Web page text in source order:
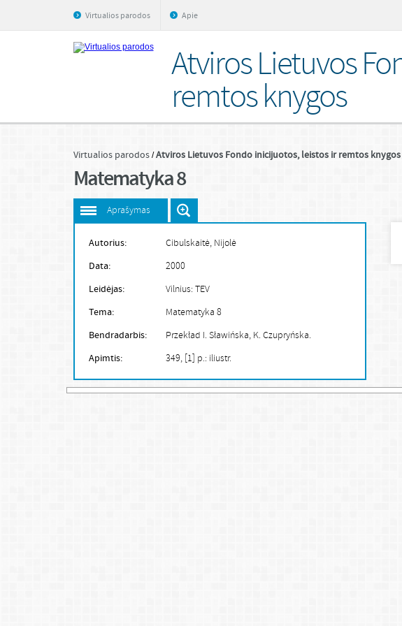
Virtualios parodos Apie
Atviros Lietuvos
remtos knygos
Virtualios parodos Atviros Lietuvos Fondo inicijuotos, leistos ir remtos knygos
Matematyka 8
Aprašymas
Autorius: Cibulskaitė, Nijolė
Data: 2000
Leidėjas: Vilnius: TEV
Tema: Matematyka 8
Bendradarbis: Przekład I. Sławińska, K. Czupryńska.
Apimtis: 349, [1] p.: iliustr.